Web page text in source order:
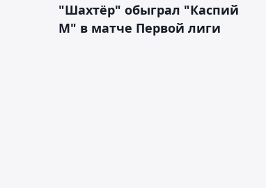
"Шахтёр" обыграл "Каспий
М" в матче Первой лиги